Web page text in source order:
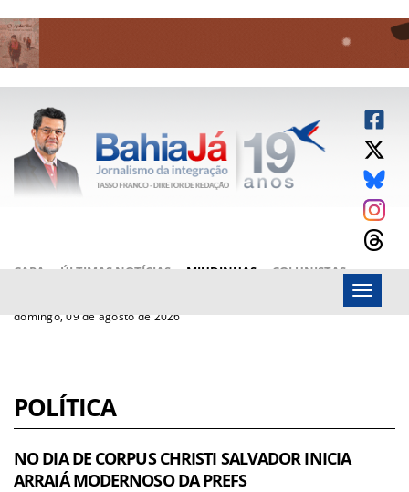
CAPA ÚLTIMAS NOTÍCIAS MIUDINHAS
COLUNISTAS
domingo, 09 de agosto de 2026
Menu
POLÍTICA
NO DIA DE CORPUS CHRISTI SALVADOR INICIA
ARRAIÁ MODERNOSO DA PREFS